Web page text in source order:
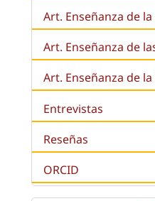
Art. Enseñanza de la
Art. Enseñanza de
Art. Enseñanza de
Entrevistas
Reseñas
ORCID